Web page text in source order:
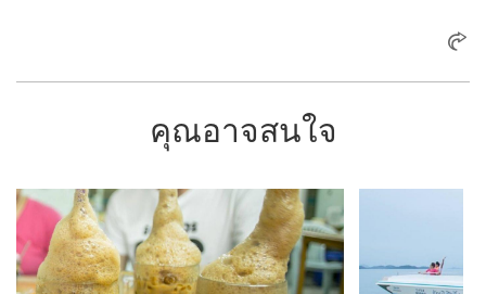
คุณอาจสนใจ